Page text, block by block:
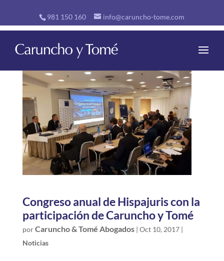
981 150 160 info@caruncho-tome.com
Congreso anual de Hispajuris con la
participación de Caruncho y Tomé
porCaruncho & Tomé Abogados| Oct 10, 2017|
Noticias